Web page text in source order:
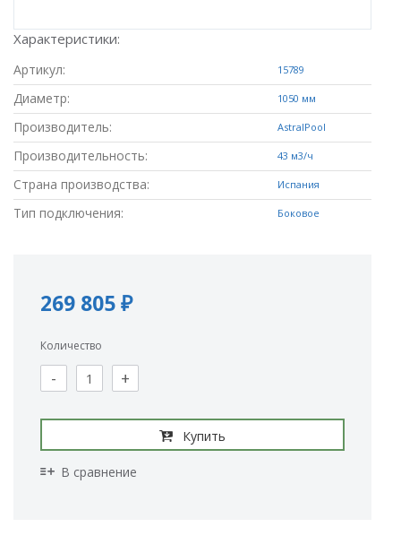
Характеристики:
Артикул: 15789
Диаметр: 1050 мм
Производитель: AstralPool
Производительность: 43 м3/ч
Страна производства: Испания
Тип подключения: Боковое
269 805 ₽
Количество
- +
Купить
В сравнение